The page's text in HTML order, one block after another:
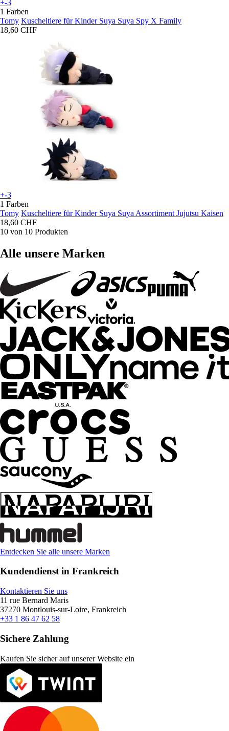
+-3
1 Farben
Tomy Kuscheltiere für Kinder Suya Suya Spy X Family
18,60 CHF
+-3
1 Farben
Tomy Kuscheltiere für Kinder Suya Suya Assortiment Jujutsu Kaisen
18,60 CHF
10 von 10 Produkten
Alle unsere Marken
Entdecken Sie alle unsere Marken
Kundendienst in Frankreich
Kontaktieren Sie uns
11 rue Bernard Maris
37270 Montlouis-sur-Loire, Frankreich
+33 1 86 47 62 58
Sichere Zahlung
Kaufen Sie sicher auf unserer Website ein